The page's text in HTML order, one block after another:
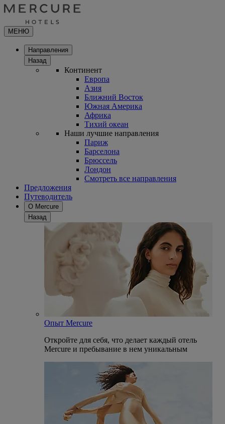
МЕНЮ
Направления
Назад
Континент
Европа
Азия
Ближний Восток
Южная Америка
Африка
Тихий океан
Наши лучшие направления
Париж
Барселона
Брюссель
Лондон
Смотреть все направления
Предложения
Путеводитель
О Mercure
Назад
Опыт Mercure
Откройте для себя, что делает каждый отель
Mercure и пребывание в нем уникальным